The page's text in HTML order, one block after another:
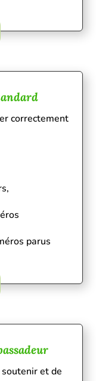
correctement
parus
et de